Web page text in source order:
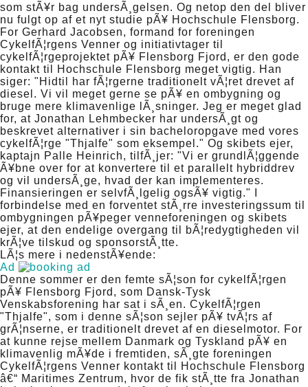
som stÃ¥r bag undersÃ¸gelsen. Og netop den del bliver
nu fulgt op af et nyt studie pÃ¥ Hochschule Flensborg.
For Gerhard Jacobsen, formand for foreningen
CykelfÃ¦rgens Venner og initiativtager til
cykelfÃ¦rgeprojektet pÃ¥ Flensborg Fjord, er den gode
kontakt til Hochschule Flensborg meget vigtig. Han
siger: "Hidtil har fÃ¦rgerne traditionelt vÃ¦ret drevet af
diesel. Vi vil meget gerne se pÃ¥ en ombygning og
bruge mere klimavenlige lÃ¸sninger. Jeg er meget glad
for, at Jonathan Lehmbecker har undersÃ¸gt og
beskrevet alternativer i sin bacheloropgave med vores
cykelfÃ¦rge "Thjalfe" som eksempel." Og skibets ejer,
kaptajn Palle Heinrich, tilfÃ¸jer: "Vi er grundlÃ¦ggende
Ã¥bne over for at konvertere til et parallelt hybriddrev
og vil undersÃ¸ge, hvad der kan implementeres.
Finansieringen er selvfÃ¸lgelig ogsÃ¥ vigtig." I
forbindelse med en forventet stÃ¸rre investeringssum til
ombygningen pÃ¥peger venneforeningen og skibets
ejer, at den endelige overgang til bÃ¦redygtigheden vil
krÃ¦ve tilskud og sponsorstÃ¸tte.
LÃ¦s mere i nedenstÃ¥ende:
Ad
Denne sommer er den femte sÃ¦son for cykelfÃ¦rgen
pÃ¥ Flensborg Fjord, som Dansk-Tysk
Venskabsforening har sat i sÃ¸en. CykelfÃ¦rgen
"Thjalfe", som i denne sÃ¦son sejler pÃ¥ tvÃ¦rs af
grÃ¦nserne, er traditionelt drevet af en dieselmotor. For
at kunne rejse mellem Danmark og Tyskland pÃ¥ en
klimavenlig mÃ¥de i fremtiden, sÃ¸gte foreningen
CykelfÃ¦rgens Venner kontakt til Hochschule Flensborg
â€“ Maritimes Zentrum, hvor de fik stÃ¸tte fra Jonathan